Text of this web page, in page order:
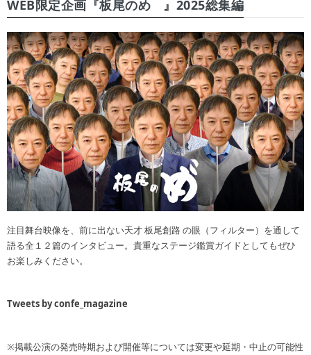
WEB限定企画『板尾のめ゙』2025総集編
注目舞台映像を、前に出ない天才 板尾創路 の眼（フィルター）を通して
語る全１２篇のインタビュー。貴重なステージ鑑賞ガイドとしてもぜひ
お楽しみください。
Tweets by confe_magazine
※掲載公演の発売時期および開催等については変更や延期・中止の可能性